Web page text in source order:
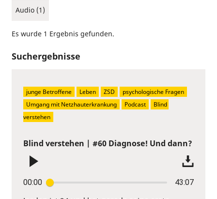
Audio (1)
Es wurde 1 Ergebnis gefunden.
Suchergebnisse
Blind verstehen | #60 Diagnose! Und dann?
00:00 43:07
junge Betroffene Leben ZSD
psychologische Fragen
Umgang mit Netzhauterkrankung
Podcast
Blind
verstehen